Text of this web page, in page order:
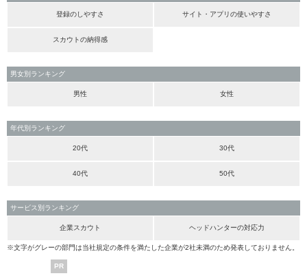
登録のしやすさ サイト・アプリの使いやすさ
スカウトの納得感
男女別ランキング
男性 女性
年代別ランキング
20代 30代
40代 50代
サービス別ランキング
企業スカウト ヘッドハンターの対応力
※文字がグレーの部門は当社規定の条件を満たした企業が2社未満のため発表しておりません。
PR